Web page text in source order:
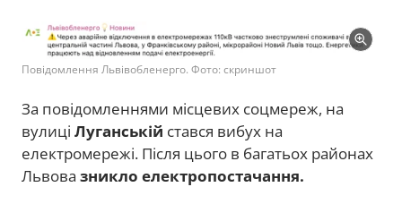
Повідомлення Львівобленерго. Фото: скриншот
За повідомленнями місцевих соцмереж, на
вулиці Луганській стався вибух на
електромережі. Після цього в багатьох районах
Львова зникло електропостачання.